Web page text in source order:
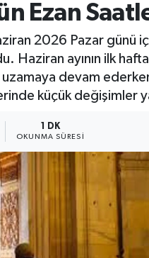
Ezan
2026 Pazar günü
Haziran ayının ilk
uzamaya devam
küçük değişimler
1 DK
OKUNMA SÜRESI